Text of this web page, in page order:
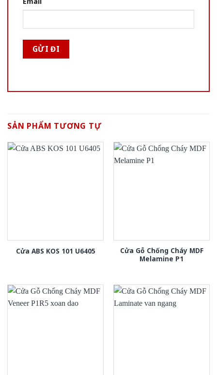
SẢN PHẨM TƯƠNG TỰ
Cửa ABS KOS 101 U6405
Cửa Gỗ Chống Cháy MDF
Melamine P1